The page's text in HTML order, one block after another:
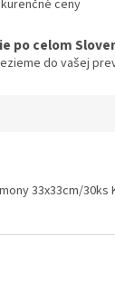
ceny
po celom
do vašej
33x33cm/